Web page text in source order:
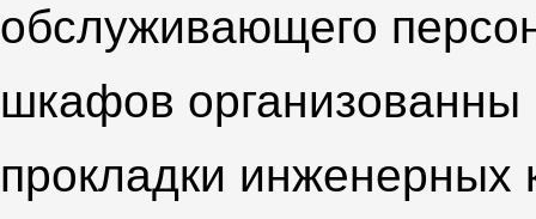
обслуживающего
шкафов
прокладки инженерных